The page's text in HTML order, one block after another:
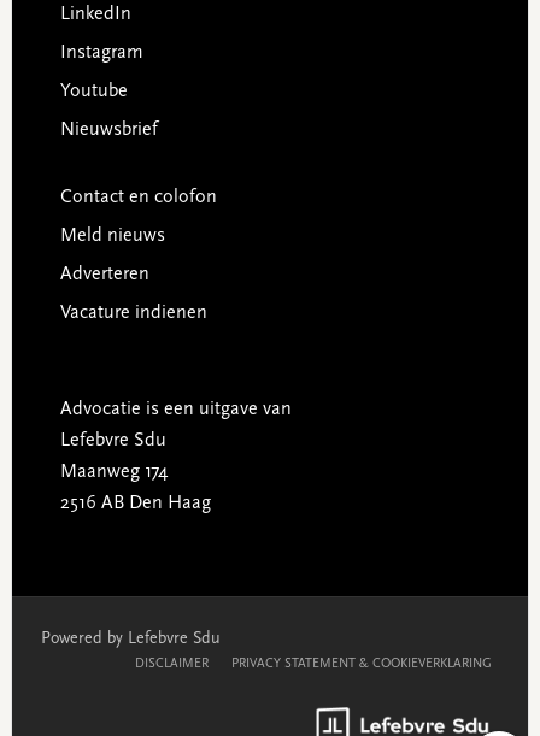
LinkedIn
Instagram
Youtube
Nieuwsbrief
Contact en colofon
Meld nieuws
Adverteren
Vacature indienen
Advocatie is een uitgave van
Lefebvre Sdu
Maanweg 174
2516 AB Den Haag
Powered by Lefebvre Sdu
DISCLAIMER PRIVACY STATEMENT & COOKIEVERKLARING